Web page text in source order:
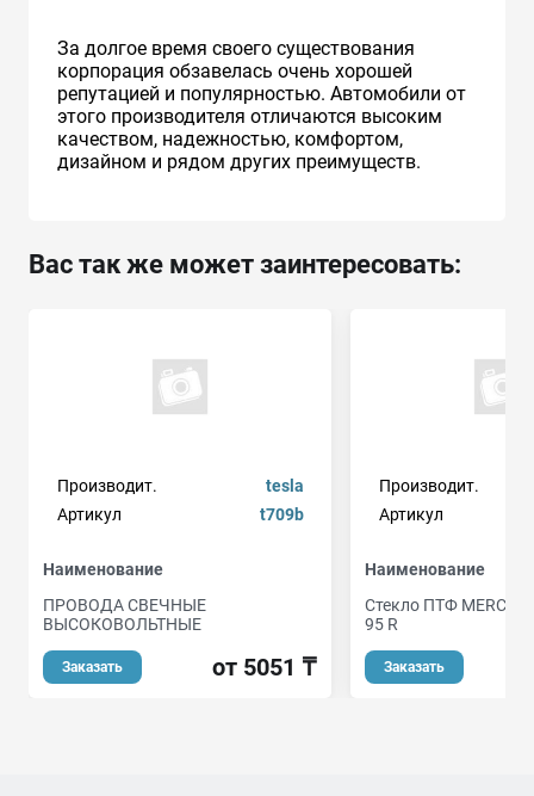
За долгое время своего существования
корпорация обзавелась очень хорошей
репутацией и популярностью. Автомобили от
этого производителя отличаются высоким
качеством, надежностью, комфортом,
дизайном и рядом других преимуществ.
Вас так же может заинтересовать:
Производит.
tesla
Артикул
t709b
Наименование
ПРОВОДА СВЕЧНЫЕ
ВЫСОКОВОЛЬТНЫЕ
Заказать от 5051 ₸
Производит.
Артикул
Наименование
Стекло ПТФ
95 R
Заказать